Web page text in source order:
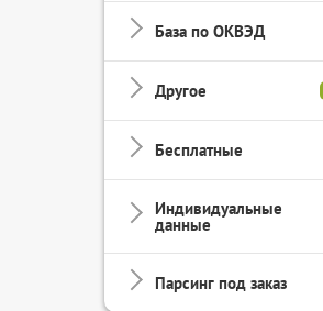
База по ОКВЭД
Другое
Бесплатные
Индивидуальные
данные
Парсинг под заказ